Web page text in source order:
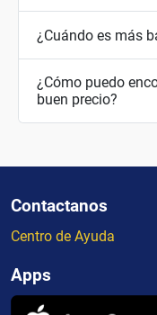
¿Cuándo es más
¿Cómo puedo
buen precio?
Contactanos
Centro de Ayuda
Apps